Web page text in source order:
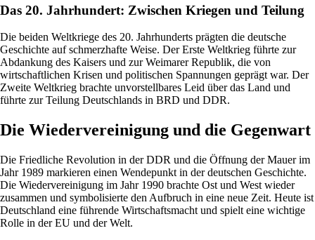
Das 20. Jahrhundert: Zwischen Kriegen und Teilung
Die beiden Weltkriege des 20. Jahrhunderts prägten die deutsche
Geschichte auf schmerzhafte Weise. Der Erste Weltkrieg führte zur
Abdankung des Kaisers und zur Weimarer Republik, die von
wirtschaftlichen Krisen und politischen Spannungen geprägt war. Der
Zweite Weltkrieg brachte unvorstellbares Leid über das Land und
führte zur Teilung Deutschlands in BRD und DDR.
Die Wiedervereinigung und die Gegenwart
Die Friedliche Revolution in der DDR und die Öffnung der Mauer im
Jahr 1989 markieren einen Wendepunkt in der deutschen Geschichte.
Die Wiedervereinigung im Jahr 1990 brachte Ost und West wieder
zusammen und symbolisierte den Aufbruch in eine neue Zeit. Heute ist
Deutschland eine führende Wirtschaftsmacht und spielt eine wichtige
Rolle in der EU und der Welt.